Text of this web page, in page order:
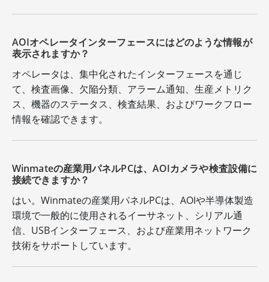
AOIオペレータインターフェースにはどのような情報が
表示されますか？
オペレータは、集中化されたインターフェースを通じ
て、検査画像、欠陥分類、アラーム通知、生産メトリク
ス、機器のステータス、検査結果、およびワークフロー
情報を確認できます。
Winmateの産業用パネルPCは、AOIカメラや検査設備に
接続できますか？
はい。Winmateの産業用パネルPCは、AOIや半導体製造
環境で一般的に使用されるイーサネット、シリアル通
信、USBインターフェース、および産業用ネットワーク
技術をサポートしています。